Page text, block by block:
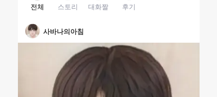
전체 스토리 대화짤 후기
사바나의아침